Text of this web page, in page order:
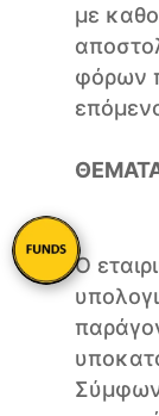
με
φόρων
Ο